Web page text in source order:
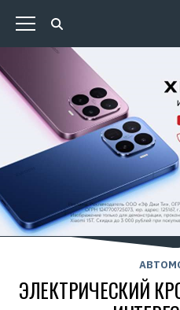
ЭЛЕКТРИЧЕСКИЙ